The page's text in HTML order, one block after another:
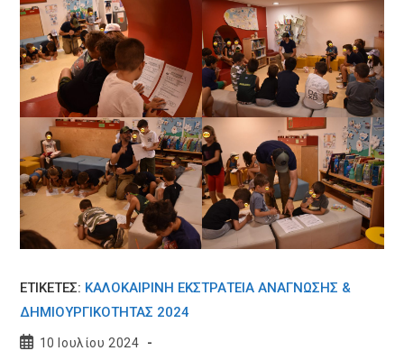
ΕΤΙΚΕΤΈΣ: ΚΑΛΟΚΑΙΡΙΝΉ ΕΚΣΤΡΑΤΕΊΑ ΑΝΆΓΝΩΣΗΣ &
ΔΗΜΙΟΥΡΓΙΚΌΤΗΤΑΣ 2024
Post10 Ιουλίου 2024